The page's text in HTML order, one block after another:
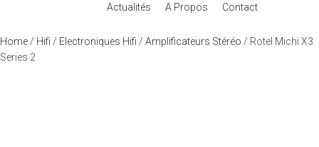
Actualités
A Propos Contact
Home / Hifi / Electroniques Hifi / Amplificateurs Stéréo / Rotel Michi X3
Series 2